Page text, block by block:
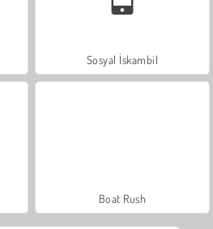
Sosyal İskambil
Boat Rush